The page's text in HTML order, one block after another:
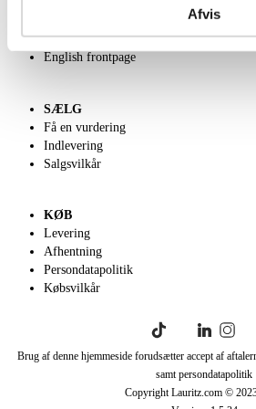
Afvis
Klassisk Auktion
English frontpage
SÆLG
Få en vurdering
Indlevering
Salgsvilkår
KØB
Levering
Afhentning
Persondatapolitik
Købsvilkår
Brug af denne hjemmeside forudsætter accept af
samt persondatapolitik
Copyright Lauritz.com ©